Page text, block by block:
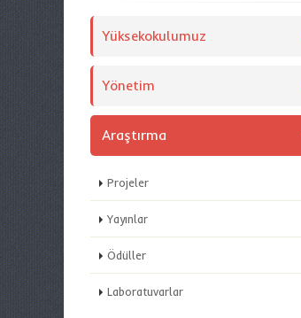
Yüksekokulumuz
Yönetim
Araştırma
Projeler
Yayınlar
Ödüller
Laboratuvarlar